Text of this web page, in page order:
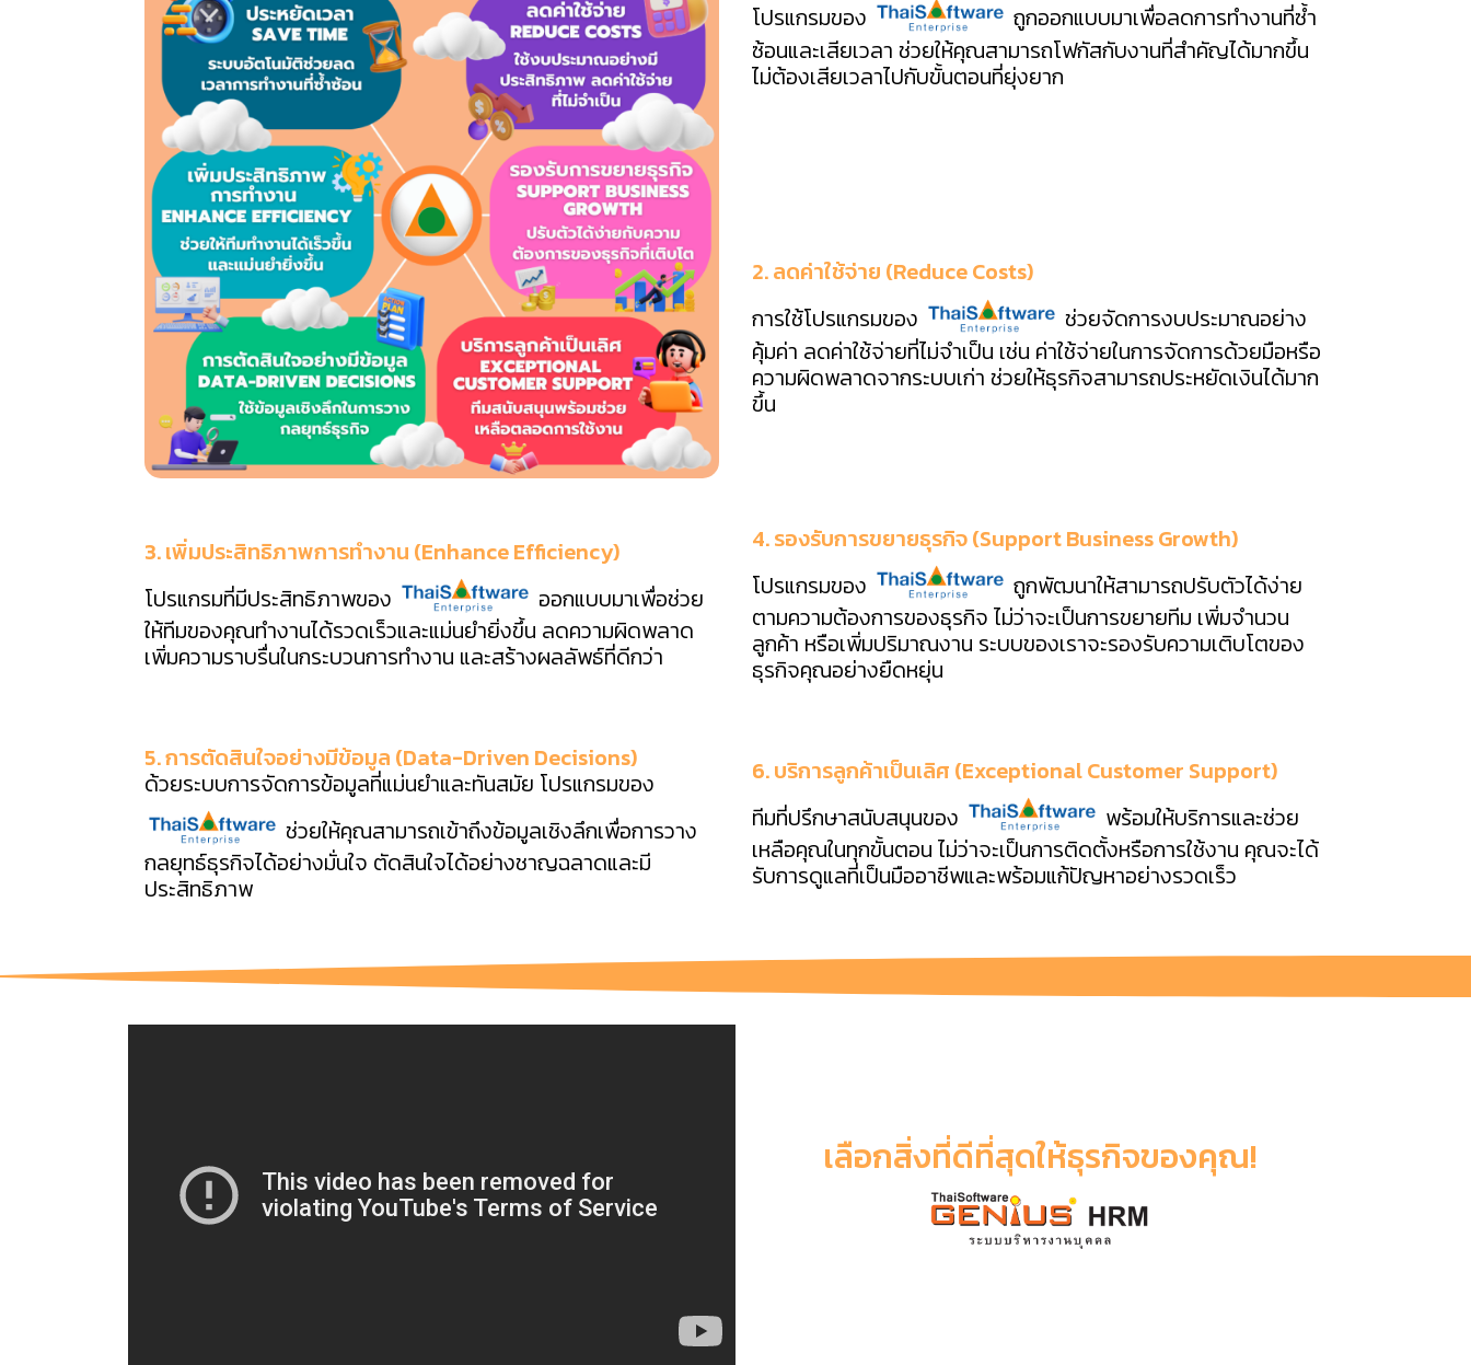
โปรแกรมของ
ถูกออกแบบมาเพื่อลดการทำงานที่ซ้ำ
ซ้อนและเสียเวลา ช่วยให้คุณสามารถโฟกัสกับงานที่สำคัญได้มากขึ้น
ไม่ต้องเสียเวลาไปกับขั้นตอนที่ยุ่งยาก
2. ลดค่าใช้จ่าย (Reduce Costs)
การใช้โปรแกรมของ
ช่วยจัดการงบประมาณอย่าง
คุ้มค่า ลดค่าใช้จ่ายที่ไม่จำเป็น เช่น ค่าใช้จ่ายในการจัดการด้วยมือหรือ
ความผิดพลาดจากระบบเก่า ช่วยให้ธุรกิจสามารถประหยัดเงินได้มาก
ขึ้น
3. เพิ่มประสิทธิภาพการทำงาน (Enhance Efficiency)
โปรแกรมที่มีประสิทธิภาพของ
ออกแบบมาเพื่อช่วย
ให้ทีมของคุณทำงานได้รวดเร็วและแม่นยำยิ่งขึ้น ลดความผิดพลาด
เพิ่มความราบรื่นในกระบวนการทำงาน และสร้างผลลัพธ์ที่ดีกว่า
4. รองรับการขยายธุรกิจ (Support Business Growth)
โปรแกรมของ
ถูกพัฒนาให้สามารถปรับตัวได้ง่าย
ตามความต้องการของธุรกิจ ไม่ว่าจะเป็นการขยายทีม เพิ่มจำนวน
ลูกค้า หรือเพิ่มปริมาณงาน ระบบของเราจะรองรับความเติบโตของ
ธุรกิจคุณอย่างยืดหยุ่น
5. การตัดสินใจอย่างมีข้อมูล (Data-Driven Decisions)
ด้วยระบบการจัดการข้อมูลที่แม่นยำและทันสมัย โปรแกรมของ
ช่วยให้คุณสามารถเข้าถึงข้อมูลเชิงลึกเพื่อการวาง
กลยุทธ์ธุรกิจได้อย่างมั่นใจ ตัดสินใจได้อย่างชาญฉลาดและมี
ประสิทธิภาพ
6. บริการลูกค้าเป็นเลิศ (Exceptional Customer Support)
ทีมที่ปรึกษาสนับสนุนของ
พร้อมให้บริการและช่วย
เหลือคุณในทุกขั้นตอน ไม่ว่าจะเป็นการติดตั้งหรือการใช้งาน คุณจะได้
รับการดูแลที่เป็นมืออาชีพและพร้อมแก้ปัญหาอย่างรวดเร็ว
เลือกสิ่งที่ดีที่สุดให้ธุรกิจของคุณ!